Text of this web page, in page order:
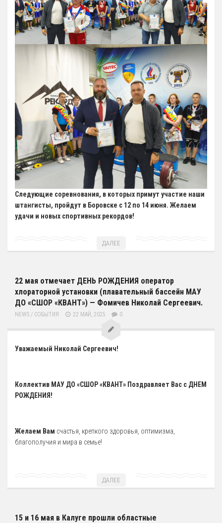
Следующие соревнования, в которых примут участие наши
штангисты, пройдут в Боровске с 12 по 14 июня. Желаем
удачи и новых спортивных рекордов!
ДАЛЕЕ
22 мая отмечает ДЕНЬ РОЖДЕНИЯ оператор
хлораторной установки (плавательный бассейн МАУ
ДО «СШОР «КВАНТ») — Фомичев Николай Сергеевич.
NEWS / СОБЫТИЯ 22 МАЙ, 2025 0
Уважаемый Николай Сергеевич!
Коллектив МАУ ДО «СШОР «КВАНТ» Поздравляет Вас с ДНЕМ
РОЖДЕНИЯ!
Желаем Вам счастья, крепкого здоровья, оптимизма,
благополучия и мира в семье!
ДАЛЕЕ
15 и 16 мая в Калуге прошли областные